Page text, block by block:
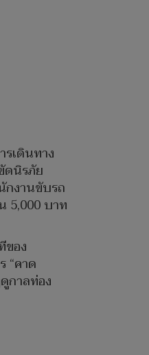
เดินทาง
ดนิรภัย
กงานขับรถ
5,000 บาท
ของ
“คาด
กาลท่อง